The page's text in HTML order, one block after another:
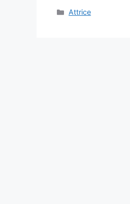
Categories
Attrice